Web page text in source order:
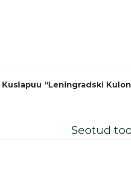
Kuslapuu “Leningradski
Seotud